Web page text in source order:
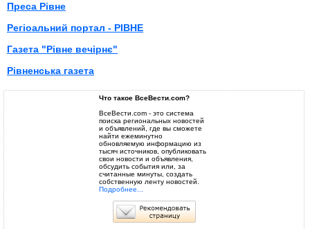
Преса Рівне
Регiоальний портал - РIВНЕ
Газета "Рівне вечірнє"
Рівненська газета
Что такое ВсеВести.com?
ВсеВести.com - это система
поиска региональных новостей
и объявлений, где вы сможете
найти ежеминутно
обновляемую информацию из
тысяч источников, опубликовать
свои новости и объявления,
обсудить события или, за
считанные минуты, создать
собственную ленту новостей.
Подробнее...